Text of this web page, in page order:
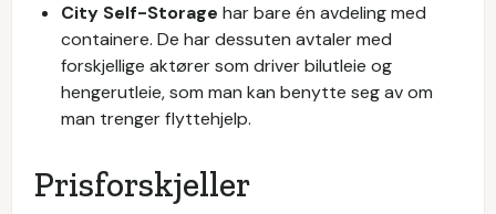
City Self-Storage har bare én avdeling med
containere. De har dessuten avtaler med
forskjellige aktører som driver bilutleie og
hengerutleie, som man kan benytte seg av om
man trenger flyttehjelp.
Prisforskjeller